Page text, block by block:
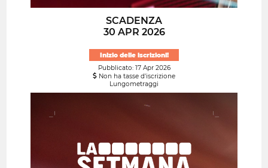
SCADENZA
30 APR 2026
Inizio delle iscrizioni!
Pubblicato: 17 Apr 2026
Non ha tasse d'iscrizione
Lungometraggi